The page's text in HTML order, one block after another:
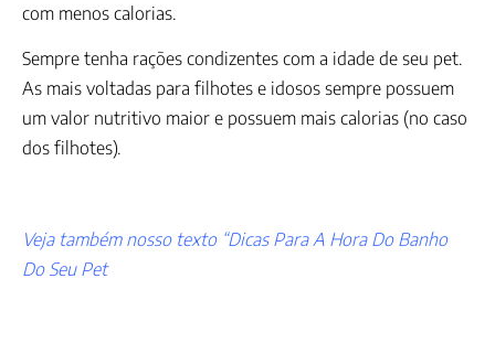
com menos calorias.
Sempre tenha rações condizentes com a idade de seu pet.
As mais voltadas para filhotes e idosos sempre possuem
um valor nutritivo maior e possuem mais calorias (no caso
dos filhotes).
Veja também nosso texto “Dicas Para A Hora Do Banho
Do Seu Pet